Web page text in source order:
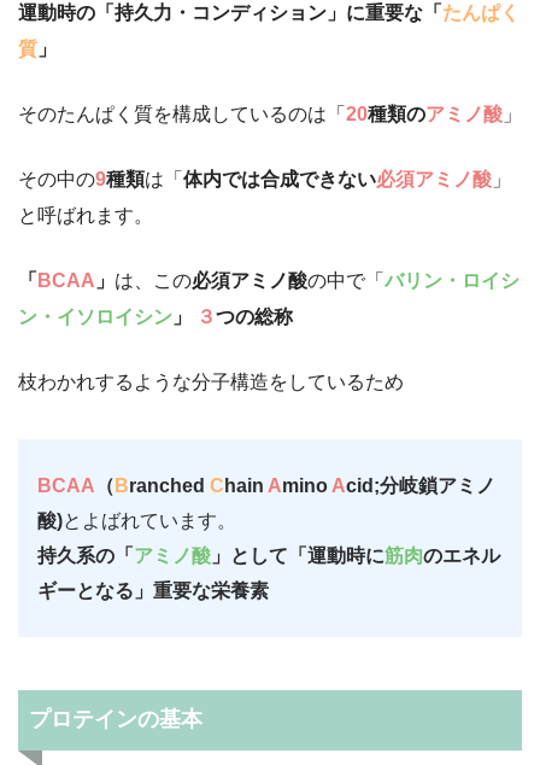
運動時の「持久力・コンディション」に重要な「 たんぱく
質 」
そのたんぱく質を構成しているのは「 20種類のアミノ酸 」
その中の9種類は「 体内では合成できない必須アミノ酸 」
と呼ばれます。
「 BCAA 」 は、この必須アミノ酸の中で「 バリン・ロイシ
ン・イソロイシン 」 ３つの総称
枝わかれするような分子構造をしているため
BCAA （ Branched C hain Amino Acid;分岐鎖アミノ
酸)とよばれています。
持久系の「 アミノ酸 」として「運動時に筋肉のエネル
ギーとなる」重要な栄養素
プロテインの基本